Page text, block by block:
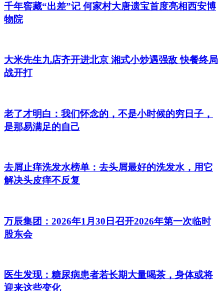
千年窖藏“出差”记 何家村大唐遗宝首度亮相西安博
物院
大米先生九店齐开进北京 湘式小炒遇强敌 快餐终局
战开打
老了才明白：我们怀念的，不是小时候的穷日子，
是那易满足的自己
去屑止痒洗发水榜单：去头屑最好的洗发水，用它
解决头皮痒不反复
万辰集团：2026年1月30日召开2026年第一次临时
股东会
医生发现：糖尿病患者若长期大量喝茶，身体或将
迎来这些变化